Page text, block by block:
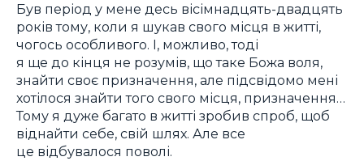
Був період у мене десь вісімнадцять-двадцять
років тому, коли я шукав свого місця в житті,
чогось особливого. І, можливо, тоді
я ще до кінця не розумів, що таке Божа воля,
знайти своє призначення, але підсвідомо мені
хотілося знайти того свого місця, призначення…
Тому я дуже багато в житті зробив спроб, щоб
віднайти себе, свій шлях. Але все
це відбувалося поволі.